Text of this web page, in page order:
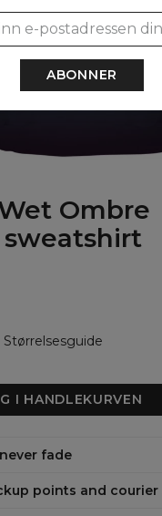
Ombre
Størrelsesguide
I HANDLEKURVEN
fade
points and courier
ABONNER